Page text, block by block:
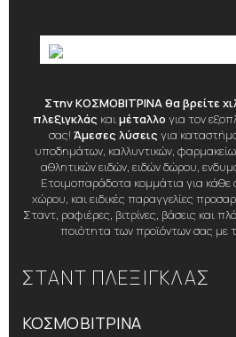
Στην ΚΟΣΜΟΒΙΤΡΙΝΑ θα βρείτε
πλεξιγκλάς καιμέταλλο για τον
σας! Άμεσες λύσεις για
υποδημάτων, καλλυντικών,
αθλητικών ειδών, ειδών δώρου,
Ετοιμοπαράδοτα κομμάτια για κάθε
χώρου, και ειδικές παραγγελίες
Σταντ, ραφιέρες, βιτρίνες, βάσεις και
ποιότητα των προϊόντων σας με
ΣΤΑΝΤ ΠΛΕΞΙΓΚΛΑΣ
ΚΟΣΜΟΒΙΤΡΙΝΑ